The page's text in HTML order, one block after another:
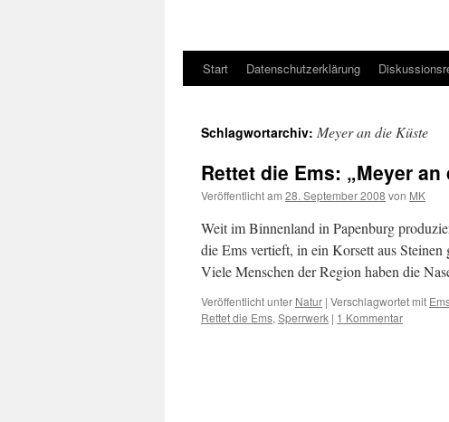
Start Datenschutzerklärung
Schlagwortarchiv: Meyer an die Küste
Rettet die Ems: „Meyer an
Veröffentlicht am 28. September 2008 von MK
Weit im Binnenland in Papenburg
die Ems vertieft, in ein Korsett aus
Viele Menschen der Region haben die
Veröffentlicht unter Natur | Verschlagwortet mit
Rettet die Ems, Sperrwerk | 1 Kommentar